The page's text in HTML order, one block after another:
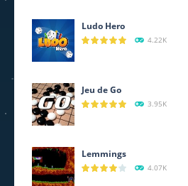
Ludo Hero
4.22K
Jeu de Go
3.95K
Lemmings
4.07K